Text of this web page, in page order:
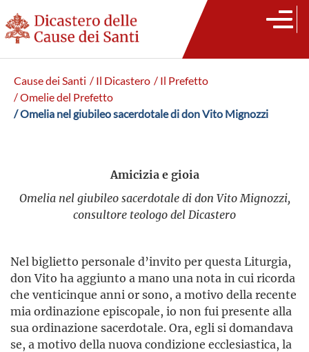
Cause dei Santi / Il Dicastero / Il Prefetto
/ Omelie del Prefetto
/ Omelia nel giubileo sacerdotale di don Vito Mignozzi
Amicizia e gioia
Omelia nel giubileo sacerdotale di don Vito Mignozzi,
consultore teologo del Dicastero
Nel biglietto personale d’invito per questa Liturgia,
don Vito ha aggiunto a mano una nota in cui ricorda
che venticinque anni or sono, a motivo della recente
mia ordinazione episcopale, io non fui presente alla
sua ordinazione sacerdotale. Ora, egli si domandava
se, a motivo della nuova condizione ecclesiastica, la